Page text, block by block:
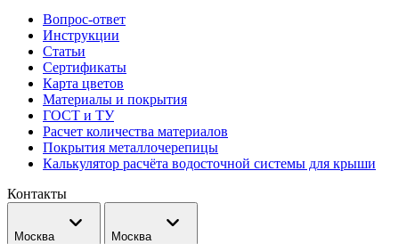
Вопрос-ответ
Инструкции
Статьи
Сертификаты
Карта цветов
Материалы и покрытия
ГОСТ и ТУ
Расчет количества материалов
Покрытия металлочерепицы
Калькулятор расчёта водосточной системы для крыши
Контакты
Москва Москва